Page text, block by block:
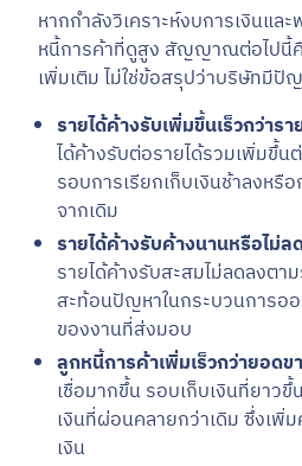
หากกำลังวิเคราะห์งบการเงินแล
หนี้การค้าที่ดูสูง สัญญาณต่อไปนี้
เพิ่มเติม ไม่ใช่ข้อสรุปว่าบริษัทมีปั
รายได้ค้างรับเพิ่มขึ้นเร็วกว่ารา
ได้ค้างรับต่อรายได้รวมเพิ่มขึ้
รอบการเรียกเก็บเงินช้าลงหรื
จากเดิม
รายได้ค้างรับค้างนานหรือไม่
รายได้ค้างรับสะสมไม่ลดลงตา
สะท้อนปัญหาในกระบวนการ
ของงานที่ส่งมอบ
ลูกหนี้การค้าเพิ่มเร็วกว่ายอดข
เชื่อมากขึ้น รอบเก็บเงินที่ยาวขึ้
เงินที่ผ่อนคลายกว่าเดิม ซึ่งเพิ่
เงิน